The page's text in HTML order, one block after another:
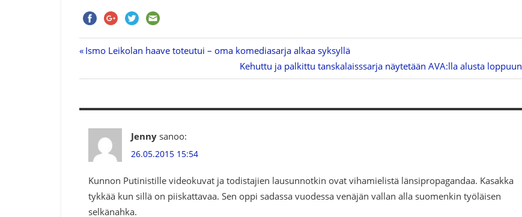
Previous
Ismo Leikolan haave toteutui – oma komediasarja alkaa syksyllä
Next
Post:
Kehuttu ja palkittu tanskalaisssarja näytetään AVA:lla alusta loppuun
Jenny sanoo:
26.05.2015 15:54
Kunnon Putinistille videokuvat ja todistajien lausunnotkin ovat vihamielistä länsipropagandaa. Kasakka
tykkää kun sillä on piiskattavaa. Sen oppi sadassa vuodessa venäjän vallan alla suomenkin työläisen
selkänahka.